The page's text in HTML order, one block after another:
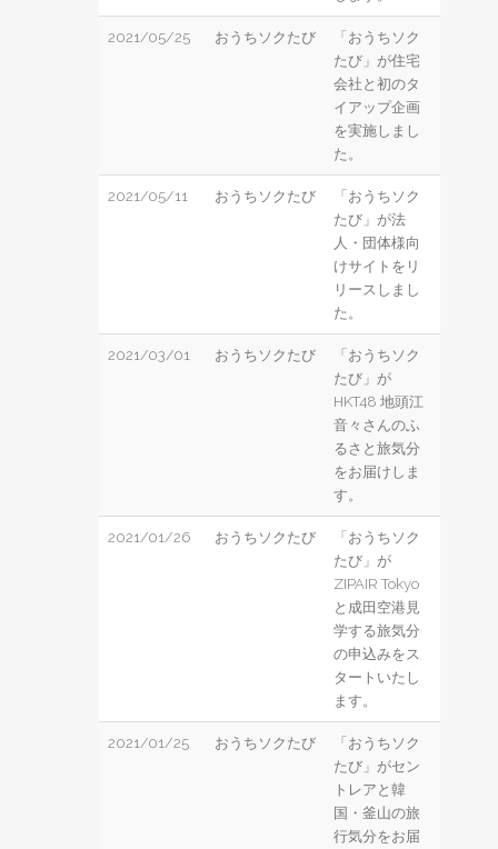
2021/05/25 おうちソクたび
「おうちソク
たび」が住宅
会社と初のタ
イアップ企画
を実施しまし
た。
2021/05/11 おうちソクたび
「おうちソク
たび」が法
人・団体様向
けサイトをリ
リースしまし
た。
2021/03/01 おうちソクたび
「おうちソク
たび」が
HKT48 地頭江
音々さんのふ
るさと旅気分
をお届けしま
す。
2021/01/26 おうちソクたび
「おうちソク
たび」が
ZIPAIR Tokyo
と成田空港見
学する旅気分
の申込みをス
タートいたし
ます。
2021/01/25 おうちソクたび
「おうちソク
たび」がセン
トレアと韓
国・釜山の旅
行気分をお届